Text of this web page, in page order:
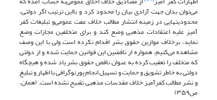
می‌توان بدان جهت آزادی بیان را محدود کرد و با‌این ترتیب اگر دولتی،
محدودیتهایی در زمینه انتشار مطالب خلاف عفت عمومی‌و تبلیغات کفر
آمیز علیه اعتقادات مذهبی وضع کند و برای متخلفین مجازات وضع
نماید، برخلاف موازین حقوق بشر اقدام نکرده است ولی با ‌این وصف
مشاهده می‌کنیم، همواره از ناقضین ‌این قوانین حمایت شده و از دولتی
که متخلف را تعقیب کرده به عنوان ناقض حقوق بشر یاد شده و هیچگاه
دولتی به خاطر تشویق و حمایت و تسهیل انجام پورنوگرافی با اظهار و تبلیغ
و نشر مطالب کفرآمیز خلاف مقدسات مذهبی تقبیح نشده است. (همان،
ص۳۵۹)